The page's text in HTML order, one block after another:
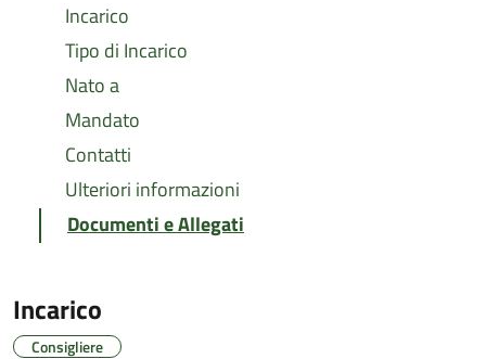
Incarico
Tipo di Incarico
Nato a
Mandato
Contatti
Ulteriori informazioni
Documenti e Allegati
Incarico
Consigliere